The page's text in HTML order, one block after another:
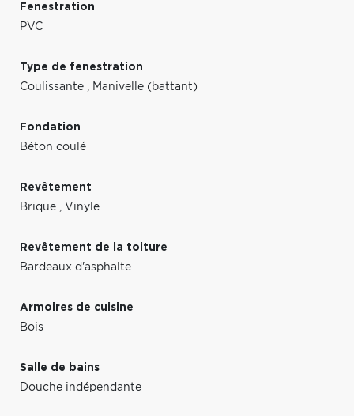
Fenestration
PVC
Type de fenestration
Coulissante , Manivelle (battant)
Fondation
Béton coulé
Revêtement
Brique , Vinyle
Revêtement de la toiture
Bardeaux d'asphalte
Armoires de cuisine
Bois
Salle de bains
Douche indépendante